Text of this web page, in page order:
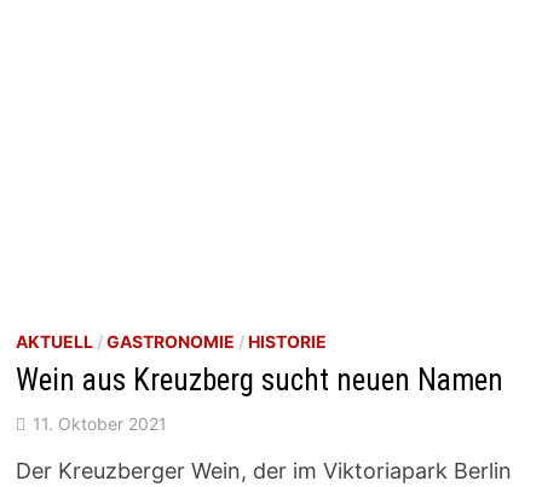
AKTUELL/GASTRONOMIE /HISTORIE
Wein aus Kreuzberg sucht neuen Namen
11. Oktober 2021
Der Kreuzberger Wein, der im Viktoriapark Berlin